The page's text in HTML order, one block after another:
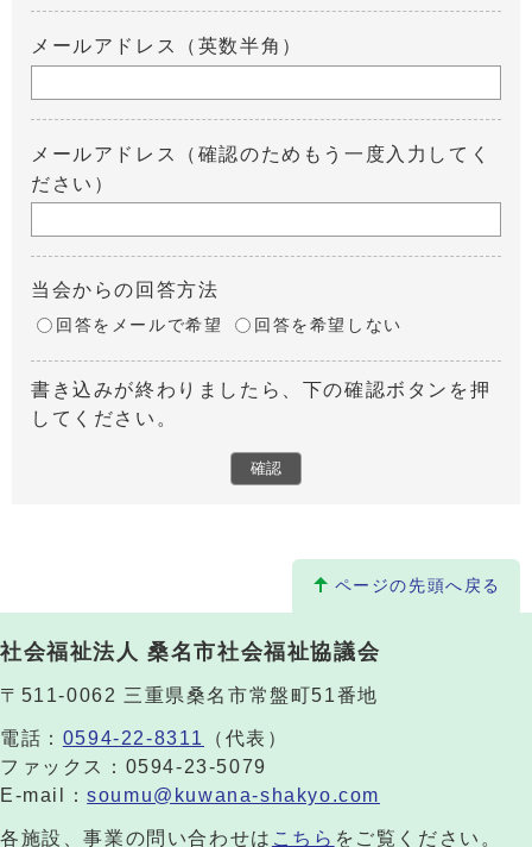
メールアドレス（英数半角）
メールアドレス（確認のためもう一度入力してく
ださい）
当会からの回答方法
回答をメールで希望 回答を希望しない
書き込みが終わりましたら、下の確認ボタンを押
してください。
ページの先頭へ戻る
社会福祉法人 桑名市社会福祉協議会
〒511-0062 三重県桑名市常盤町51番地
電話： 0594-22-8311
（代表）
ファックス：0594-23-5079
E-mail：soumu@kuwana-shakyo.com
各施設、事業の問い合わせは こちら をご覧ください。